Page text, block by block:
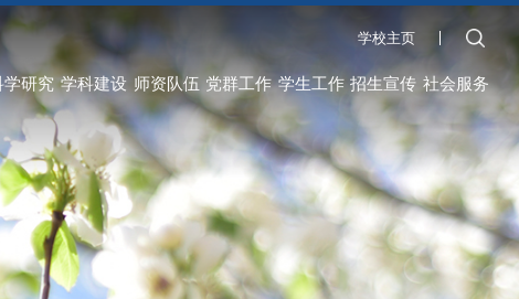
学校主页
学研究 学科建设 师资队伍 党群工作 学生工作 招生宣传 社会服务